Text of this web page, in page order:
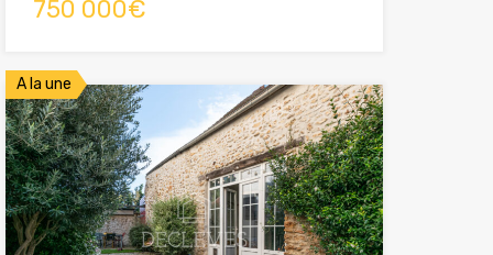
750 000€
A la une